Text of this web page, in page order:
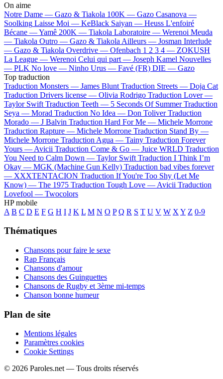
On aime
Notre Dame — Gazo & Tiakola 100K — Gazo Casanova —
Soolking Laisse Moi — KeBlack Saiyan — Heuss L'enfoiré
Bécane —Yamê 200K — Tiakola Laboratoire — Werenoi Meuda
— Tiakola Outro — Gazo & Tiakola Ailleurs — Josman Interlude
— Gazo & Tiakola Overdrive — Ofenbach 1 2 3 4 — ZOKUSH
La League — Werenoi Celui qui part — Joseph Kamel Nouvelles
— PLK No love — Ninho Urus — Favé (FR) DIE — Gazo
Top traduction
Traduction Monsters — James Blunt Traduction Streets — Doja Cat
Traduction Drivers license — Olivia Rodrigo Traduction Lover —
Taylor Swift Traduction Teeth — 5 Seconds Of Summer Traduction
Seya — Morad Traduction No Idea — Don Toliver Traduction
Morado — J Balvin Traduction Hard For Me — Michele Morrone
Traduction Rapture — Michele Morrone Traduction Stand By —
Michele Morrone Traduction Agua — Tainy Traduction Forever
Yours — Avicii Traduction Come & Go — Juice WRLD Traduction
You Need to Calm Down — Taylor Swift Traduction I Think I’m
Okay — MGK (Machine Gun Kelly) Traduction bad vibes forever
— XXXTENTACION Traduction If You're Too Shy (Let Me
Know) — The 1975 Traduction Tough Love — Avicii Traduction
Lovefool — Twocolors
HP mobile
A B C D E F G H I J K L M N O P Q R S T U V W X Y Z 0-9
Thématiques
Chansons pour faire le sexe
Rap Français
Chansons d'amour
Chansons des Guinguettes
Chansons de Rugby et 3ème mi-temps
Chanson bonne humeur
Plan de site
Mentions légales
Paramètres cookies
Cookie Settings
© 2026 Paroles.net — Tous droits réservés